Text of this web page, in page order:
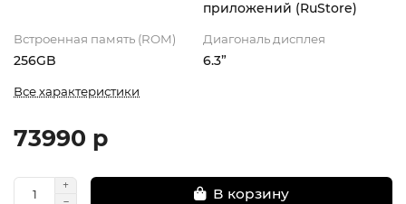
приложений (RuStore)
Встроенная память (ROM)
256GB
Диагональ дисплея
6.3”
Все характеристики
73990 р
В корзину